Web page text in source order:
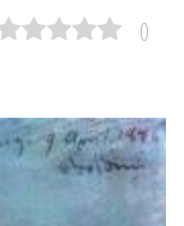
0